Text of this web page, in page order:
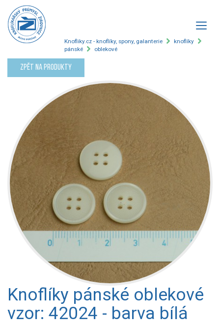
Knofliky.cz - knoflíky, spony, galanterie
knoflíky
pánské
oblekové
Zpět na produkty
Knoflíky pánské oblekové
vzor: 42024 - barva bílá